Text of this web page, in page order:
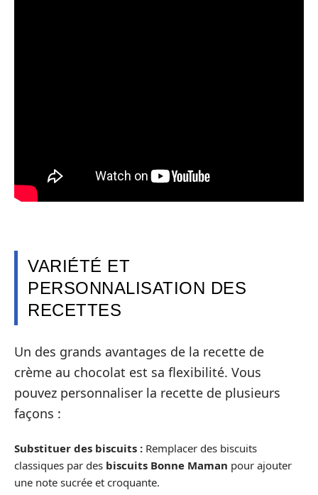
VARIÉTÉ ET
PERSONNALISATION DES
RECETTES
Un des grands avantages de la recette de
crème au chocolat est sa flexibilité. Vous
pouvez personnaliser la recette de plusieurs
façons :
Substituer des biscuits : Remplacer des biscuits
classiques par des biscuits Bonne Maman pour ajouter
une note sucrée et croquante.